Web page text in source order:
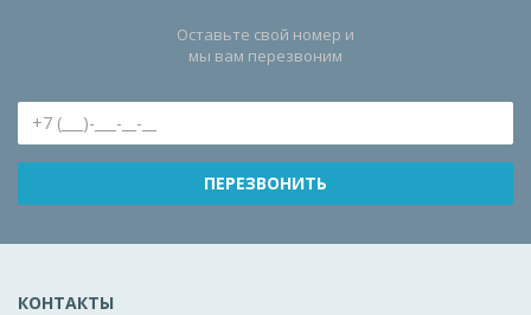
Оставьте свой номер и
мы вам перезвоним
КОНТАКТЫ